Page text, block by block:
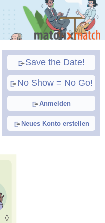
Save the Date!
No Show = No Go!
Anmelden
Neues Konto erstellen